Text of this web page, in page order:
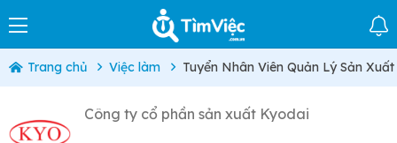
Trang chủ Việc làm Tuyển Nhân Viên Quản Lý Sản Xuất
Công ty cổ phần sản xuất Kyodai